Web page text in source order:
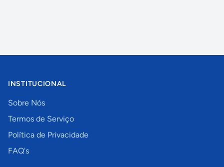
INSTITUCIONAL
Sobre Nós
Termos de Serviço
Política de Privacidade
FAQ's